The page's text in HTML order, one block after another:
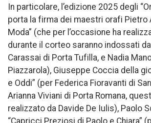
In particolare, l’edizione 2025 degli
porta la firma dei maestri orafi Pietro
Moda” (che per l’occasione ha
durante il corteo saranno indossati
Carassai di Porta Tufilla, e Nadia
Piazzarola), Giuseppe Coccia della
e Oddi” (per Federica Fioravanti di
Arianna Viviani di Porta Romana,
realizzato da Davide De Iulis), Paolo
“Capricci Preziosi di Paolo e Chiara”